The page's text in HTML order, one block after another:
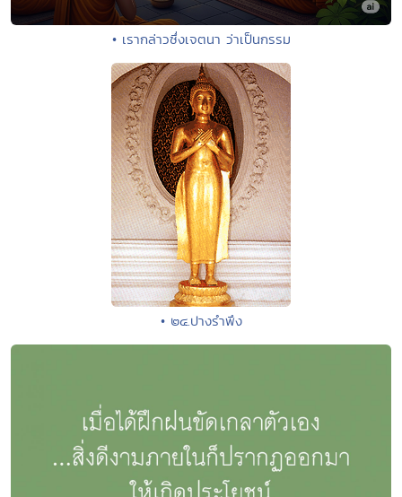
• เรากล่าวซึ่งเจตนา ว่าเป็นกรรม
• ๒๔.ปางรำพึง